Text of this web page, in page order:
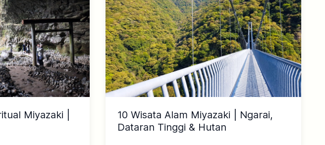
Miyazaki |
10 Wisata Alam Miyazaki | Ngarai,
Dataran Tinggi & Hutan